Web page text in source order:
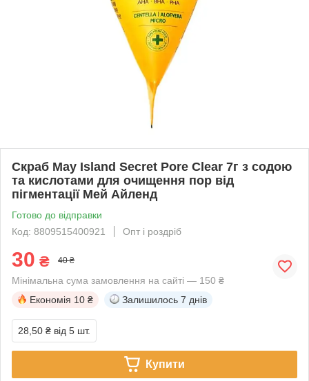
Скраб May Island Secret Pore Clear 7г з содою
та кислотами для очищення пор від
пігментації Мей Айленд
Готово до відправки
Код: 8809515400921
Опт і роздріб
30 ₴ 40 ₴
Мінімальна сума замовлення на сайті — 150 ₴
Економія 10 ₴ Залишилось 7 днів
28,50 ₴ від 5 шт.
Купити